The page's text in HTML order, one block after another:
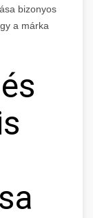
bizonyos
a márka